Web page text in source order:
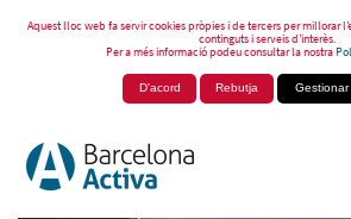
Aquest lloc web fa servir cookies pròpies i de tercers per millorar
continguts i serveis d’interès.
Per a més informació podeu consultar la nostra
D'acord Rebutja